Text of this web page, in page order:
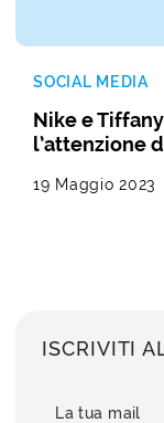
SOCIAL MEDIA
Nike e
l’attenzione
19 Maggio 2023
ISCRIVITI